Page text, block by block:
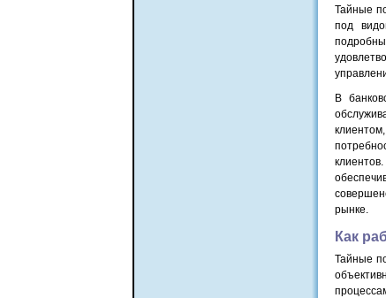
Тайные
под
В
рынке.
Как
Тайные